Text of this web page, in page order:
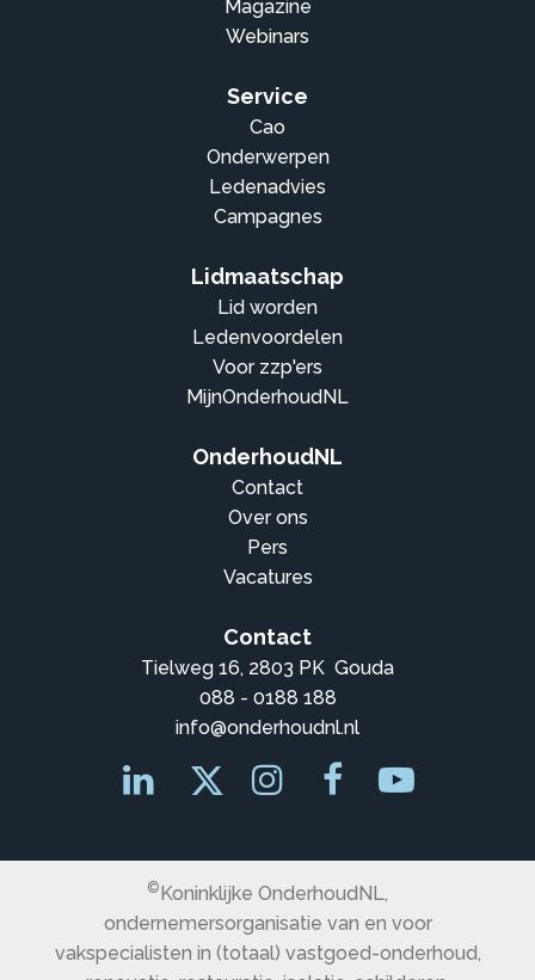
Magazine
Webinars
Service
Cao
Onderwerpen
Ledenadvies
Campagnes
Lidmaatschap
Lid worden
Ledenvoordelen
Voor zzp'ers
MijnOnderhoudNL
OnderhoudNL
Contact
Over ons
Pers
Vacatures
Contact
Tielweg 16, 2803 PK Gouda
088 - 0188 188
info@onderhoudnl.nl
© Koninklijke OnderhoudNL,
ondernemersorganisatie van en voor
vakspecialisten in (totaal) vastgoed-onderhoud,